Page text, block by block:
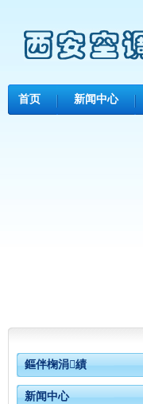
首页 新闻中心
鏂伴椈涓績
新闻中心